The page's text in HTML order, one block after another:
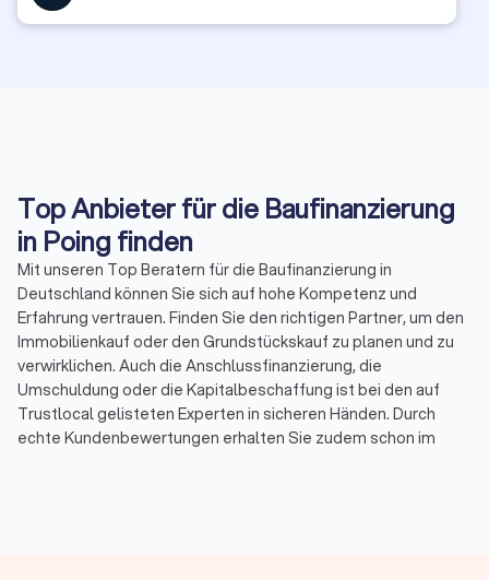
Top Anbieter für die Baufinanzierung
in Poing finden
Mit unseren Top Beratern für die Baufinanzierung in
Deutschland können Sie sich auf hohe Kompetenz und
Erfahrung vertrauen. Finden Sie den richtigen Partner, um den
Immobilienkauf oder den Grundstückskauf zu planen und zu
verwirklichen. Auch die Anschlussfinanzierung, die
Umschuldung oder die Kapitalbeschaffung ist bei den auf
Trustlocal gelisteten Experten in sicheren Händen. Durch
echte Kundenbewertungen erhalten Sie zudem schon im